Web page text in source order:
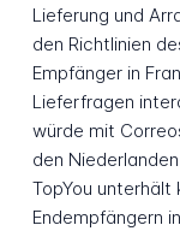
Lieferung und
den Richtlinien
Empfänger in
Lieferfragen
würde mit
den
TopYou
Endempfängern